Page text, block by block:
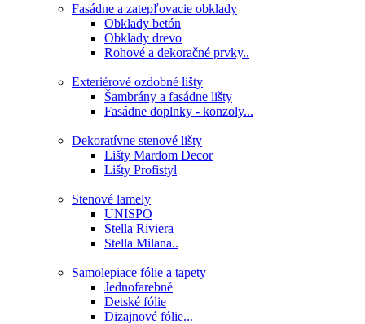
Fasádne a zatepľovacie obklady
Obklady betón
Obklady drevo
Rohové a dekoračné prvky..
Exteriérové ozdobné lišty
Šambrány a fasádne lišty
Fasádne doplnky - konzoly...
Dekoratívne stenové lišty
Lišty Mardom Decor
Lišty Profistyl
Stenové lamely
UNISPO
Stella Riviera
Stella Milana..
Samolepiace fólie a tapety
Jednofarebné
Detské fólie
Dizajnové fólie...